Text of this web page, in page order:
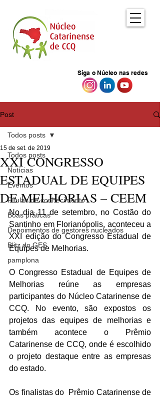
Siga o Núcleo nas redes
Post
Todos posts
Notícias
Eventos
Pílulas de conhecimento
Boas práticas
Depoimentos de gestores nucleados
Blitz do GES
pamplona
Todos posts
XXI CONGRESSO
ESTADUAL DE EQUIPES
DE MELHORIAS – CEEM
15 de set. de 2019
No dia 11 de setembro, no Costão do
Santinho em Florianópolis, aconteceu a
XXI edição do Congresso Estadual de
Equipes de Melhorias.
O Congresso Estadual de Equipes de
Melhorias reúne as empresas
participantes do Núcleo Catarinense de
CCQ. No evento, são expostos os
projetos das equipes de melhorias e
também acontece o Prêmio
Catarinense de CCQ, onde é escolhido
o projeto destaque entre as empresas
do estado.
Os finalistas do  Prêmio Catarinense de